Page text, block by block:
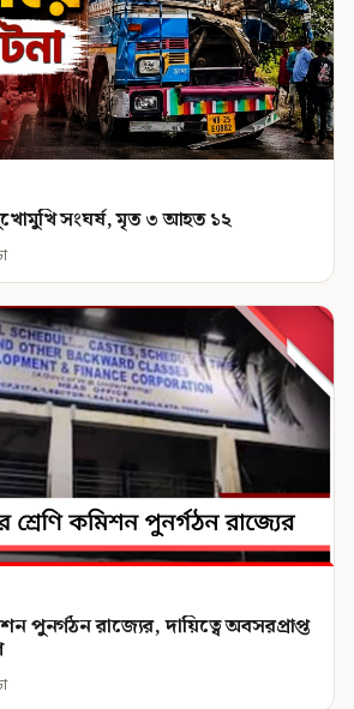
সংঘর্ষ, মৃত ৩ আহত ১২
পুনর্গঠন রাজ্যের, দায়িত্বে অবসরপ্রাপ্ত